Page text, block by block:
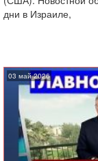
дни в Израиле,
03 май 2026